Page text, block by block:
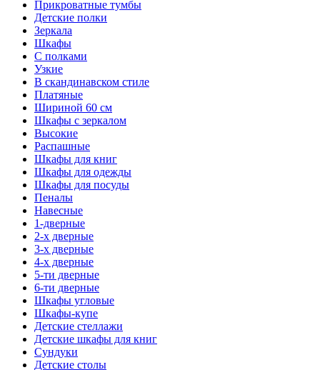
Прикроватные тумбы
Детские полки
Зеркала
Шкафы
С полками
Узкие
В скандинавском стиле
Платяные
Шириной 60 см
Шкафы с зеркалом
Высокие
Распашные
Шкафы для книг
Шкафы для одежды
Шкафы для посуды
Пеналы
Навесные
1-дверные
2-х дверные
3-х дверные
4-х дверные
5-ти дверные
6-ти дверные
Шкафы угловые
Шкафы-купе
Детские стеллажи
Детские шкафы для книг
Сундуки
Детские столы